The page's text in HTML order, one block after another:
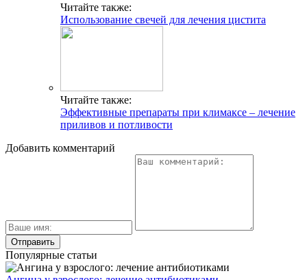
Читайте также:
Использование свечей для лечения цистита
Читайте также:
Эффективные препараты при климаксе – лечение
приливов и потливости
Добавить комментарий
Популярные статьи